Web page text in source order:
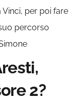
per poi fare
percorso
2?